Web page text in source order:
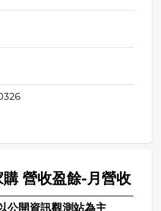
營收盈餘-月營收
公開資訊觀測站為主